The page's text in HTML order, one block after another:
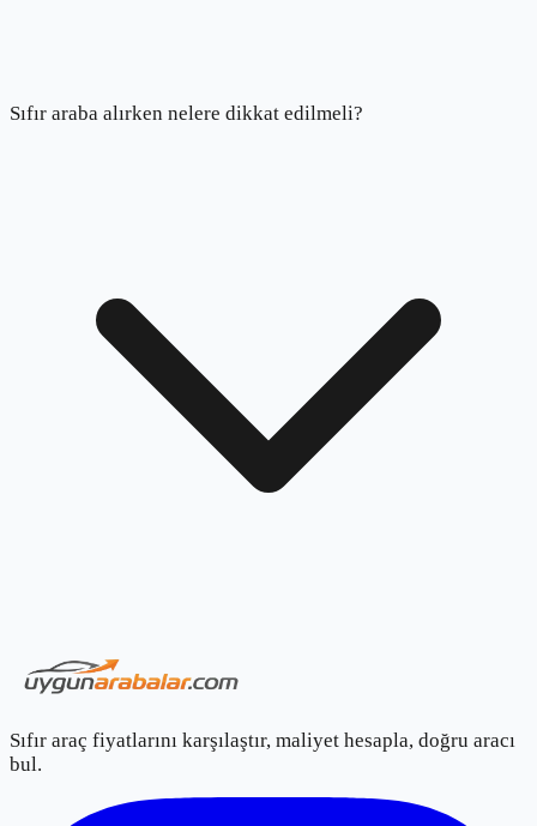
Sıfır araba alırken nelere dikkat edilmeli?
Sıfır araç fiyatlarını karşılaştır, maliyet hesapla, doğru aracı
bul.